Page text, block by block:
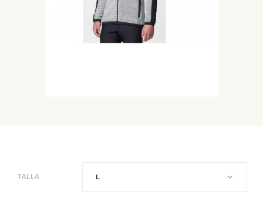
TALLA L